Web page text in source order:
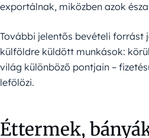
exportálnak, miközben azok
További jelentős bevételi forrást
külföldre küldött munkások:
világ különböző pontjain –
lefölözi.
Éttermek,